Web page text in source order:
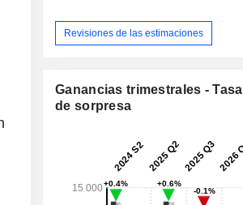
Revisiones de las estimaciones
Ganancias trimestrales - Tasa
de sorpresa